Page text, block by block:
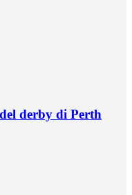
derby di Perth